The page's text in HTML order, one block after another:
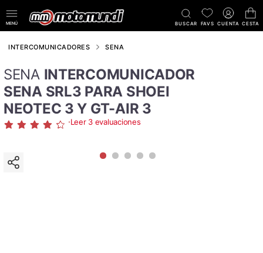
MENÚ BUSCAR FAVS CUENTA CESTA
INTERCOMUNICADORES SENA
SENA INTERCOMUNICADOR
SENA SRL3 PARA SHOEI
NEOTEC 3 Y GT-AIR 3
·Leer 3 evaluaciones